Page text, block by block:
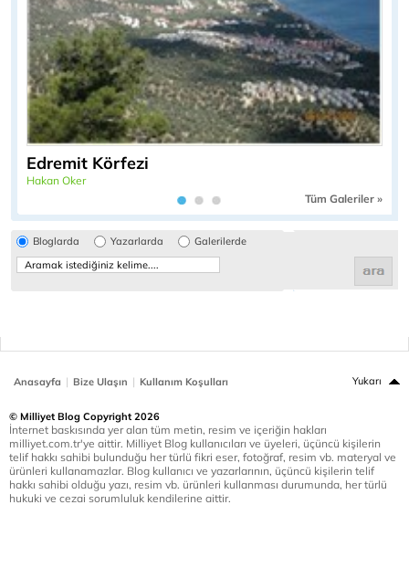
Edremit Körfezi
Hakan Oker
Tüm Galeriler »
Bloglarda Yazarlarda Galerilerde
Anasayfa | Bize Ulaşın | Kullanım Koşulları Yukarı
© Milliyet Blog Copyright 2026
İnternet baskısında yer alan tüm metin, resim ve içeriğin hakları
milliyet.com.tr'ye aittir. Milliyet Blog kullanıcıları ve üyeleri, üçüncü kişilerin
telif hakkı sahibi bulunduğu her türlü fikri eser, fotoğraf, resim vb. materyal ve
ürünleri kullanamazlar. Blog kullanıcı ve yazarlarının, üçüncü kişilerin telif
hakkı sahibi olduğu yazı, resim vb. ürünleri kullanması durumunda, her türlü
hukuki ve cezai sorumluluk kendilerine aittir.